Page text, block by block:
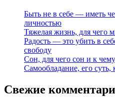
Быть не в себе — иметь
личностью
Тяжелая жизнь, для чего
Радость — это убить в
свободу
Сон, для чего сон и к
Самообладание, его суть,
Свежие